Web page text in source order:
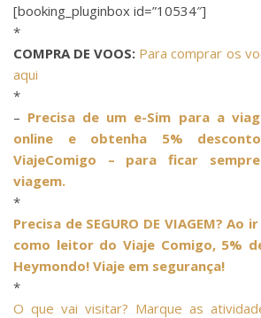
[booking_pluginbox id=”10534″]
*
COMPRA DE VOOS: Para comprar os
aqui
*
– Precisa de um e-Sim para a
online e obtenha 5%
ViajeComigo – para ficar
viagem.
*
Precisa de SEGURO DE VIAGEM?
como leitor do Viaje Comigo, 5%
Heymondo! Viaje em segurança!
*
O que vai visitar? Marque as